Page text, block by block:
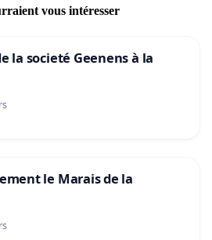
vous intéresser
la societé Geenens à la
le Marais de la